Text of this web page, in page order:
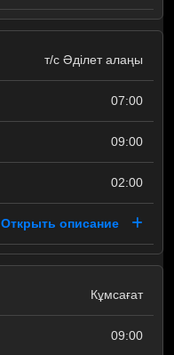
т/с Әділет алаңы
07:00
09:00
02:00
Открыть описание
Кұмсағат
09:00